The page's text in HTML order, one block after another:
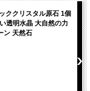
ククリスタル原石 1個
透明水晶 大自然の力
ン 天然石